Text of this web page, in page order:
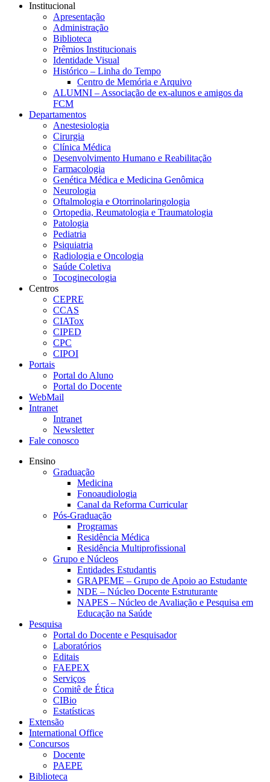
Institucional
Apresentação
Administração
Biblioteca
Prêmios Institucionais
Identidade Visual
Histórico – Linha do Tempo
Centro de Memória e Arquivo
ALUMNI – Associação de ex-alunos e amigos da
FCM
Departamentos
Anestesiologia
Cirurgia
Clínica Médica
Desenvolvimento Humano e Reabilitação
Farmacologia
Genética Médica e Medicina Genômica
Neurologia
Oftalmologia e Otorrinolaringologia
Ortopedia, Reumatologia e Traumatologia
Patologia
Pediatria
Psiquiatria
Radiologia e Oncologia
Saúde Coletiva
Tocoginecologia
Centros
CEPRE
CCAS
CIATox
CIPED
CPC
CIPOI
Portais
Portal do Aluno
Portal do Docente
WebMail
Intranet
Intranet
Newsletter
Fale conosco
Ensino
Graduação
Medicina
Fonoaudiologia
Canal da Reforma Curricular
Pós-Graduação
Programas
Residência Médica
Residência Multiprofissional
Grupo e Núcleos
Entidades Estudantis
GRAPEME – Grupo de Apoio ao Estudante
NDE – Núcleo Docente Estruturante
NAPES – Núcleo de Avaliação e Pesquisa em
Educação na Saúde
Pesquisa
Portal do Docente e Pesquisador
Laboratórios
Editais
FAEPEX
Serviços
Comitê de Ética
CIBio
Estatísticas
Extensão
International Office
Concursos
Docente
PAEPE
Biblioteca